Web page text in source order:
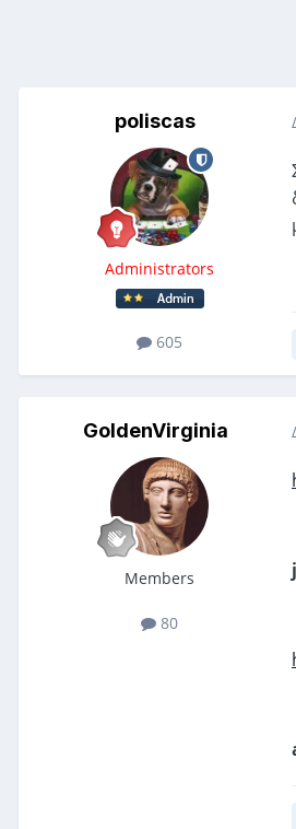
poliscas
Administrators
605
GoldenVirginia
Members
80